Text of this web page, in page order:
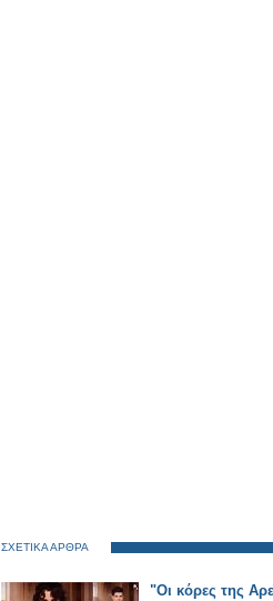
ΣΧΕΤΙΚΑ ΑΡΘΡΑ
"Οι κόρες της